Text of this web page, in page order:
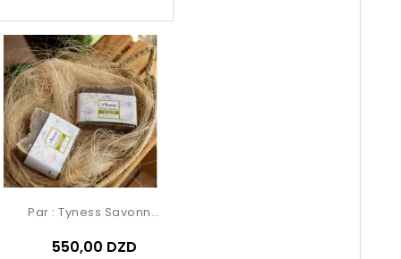
Par : Tyness Savonnerie
550,00 DZD